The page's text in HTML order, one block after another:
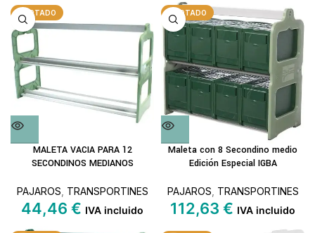
AGOTADO
MALETA VACIA PARA 12
SECONDINOS MEDIANOS
PAJAROS TRANSPORTINES
44,46 € IVA incluido
AGOTADO
Maleta con 8 Secondino medio
Edición Especial IGBA
PAJAROS TRANSPORTINES
112,63 € IVA incluido